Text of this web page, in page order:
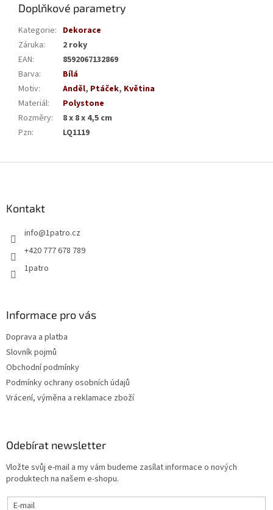
Doplňkové parametry
Kategorie: Dekorace
Záruka:
2 roky
EAN:
8592067132869
Barva:
Bílá
Motiv: Anděl, Ptáček, Květina
Materiál:
Polystone
Rozměry:
8 x 8 x 4,5 cm
Pzn: LQ1119
Kontakt
info@1patro.cz
+420 777 678 789
1patro
Informace pro vás
Doprava a platba
Slovník pojmů
Obchodní podmínky
Podmínky ochrany osobních údajů
Vrácení, výměna a reklamace zboží
Odebírat newsletter
Vložte svůj e-mail a my vám budeme zasílat informace o nových
produktech na našem e-shopu.
E-mail